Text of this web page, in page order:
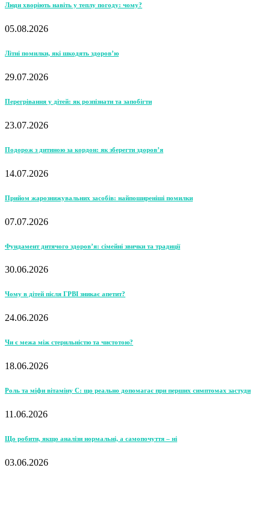
Люди хворіють навіть у теплу погоду: чому?
05.08.2026
Літні помилки, які шкодять здоров’ю
29.07.2026
Перегрівання у дітей: як розпізнати та запобігти
23.07.2026
Подорож з дитиною за кордон: як зберегти здоров’я
14.07.2026
Прийом жарознижувальних засобів: найпоширеніші помилки
07.07.2026
Фундамент дитячого здоров’я: сімейні звички та традиції
30.06.2026
Чому в дітей після ГРВІ зникає апетит?
24.06.2026
Чи є межа між стерильністю та чистотою?
18.06.2026
Роль та міфи вітаміну С: що реально допомагає при перших симптомах застуди
11.06.2026
Що робити, якщо аналізи нормальні, а самопочуття – ні
03.06.2026